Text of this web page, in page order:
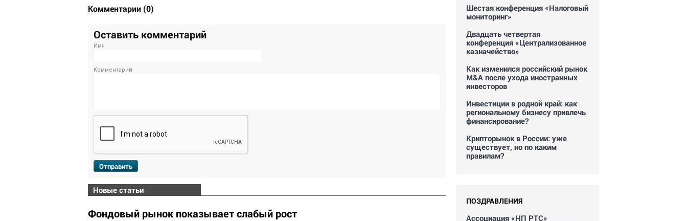
Комментарии (0)
Оставить комментарий
Имя
Комментарий
Отправить
Новые статьи
Фондовый рынок показывает слабый рост
Шестая конференция «Налоговый
мониторинг»
Двадцать четвертая
конференция «Централизованное
казначейство»
Как изменился российский рынок
M&A после ухода иностранных
инвесторов
Инвестиции в родной край: как
региональному бизнесу привлечь
финансирование?
Крипторынок в России: уже
существует, но по каким
правилам?
ПОЗДРАВЛЕНИЯ
Ассоциация «НП РТС»